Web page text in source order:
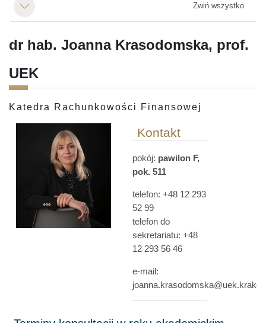
Minimalizuj Zwiń wszystko
dr hab. Joanna Krasodomska, prof.
UEK
Katedra Rachunkowości Finansowej
Kontakt
pokój: pawilon F,
pok. 511
telefon: +48 12 293
52 99
telefon do
sekretariatu: +48
12 293 56 46
e-mail: